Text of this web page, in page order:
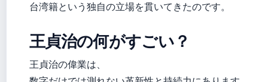
台湾籍という独自の立場を貫いてきたのです。
王貞治の何がすごい？
王貞治の偉業は、